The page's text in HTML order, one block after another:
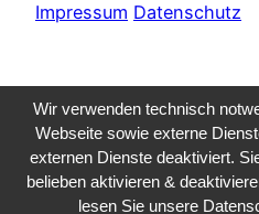
Impressum Datenschutz
Wir verwenden technisch
Webseite sowie externe
externen Dienste deaktiviert.
belieben aktivieren &
lesen Sie unsere